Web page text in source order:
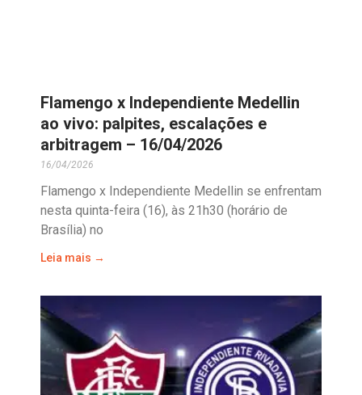
Flamengo x Independiente Medellin
ao vivo: palpites, escalações e
arbitragem – 16/04/2026
16/04/2026
Flamengo x Independiente Medellin se enfrentam
nesta quinta-feira (16), às 21h30 (horário de
Brasília) no
Leia mais →